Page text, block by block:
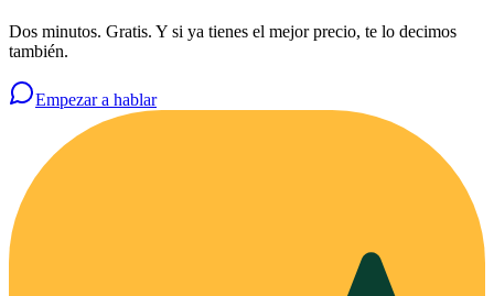
Dos minutos. Gratis. Y si ya tienes el mejor precio, te lo decimos
también.
Empezar a hablar